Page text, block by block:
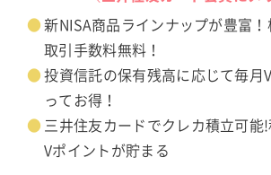
新NISA商品ラインナップが豊富！
取引手数料無料！
投資信託の保有残高に応じて毎月
ってお得！
三井住友カードでクレカ積立可能
Vポイントが貯まる